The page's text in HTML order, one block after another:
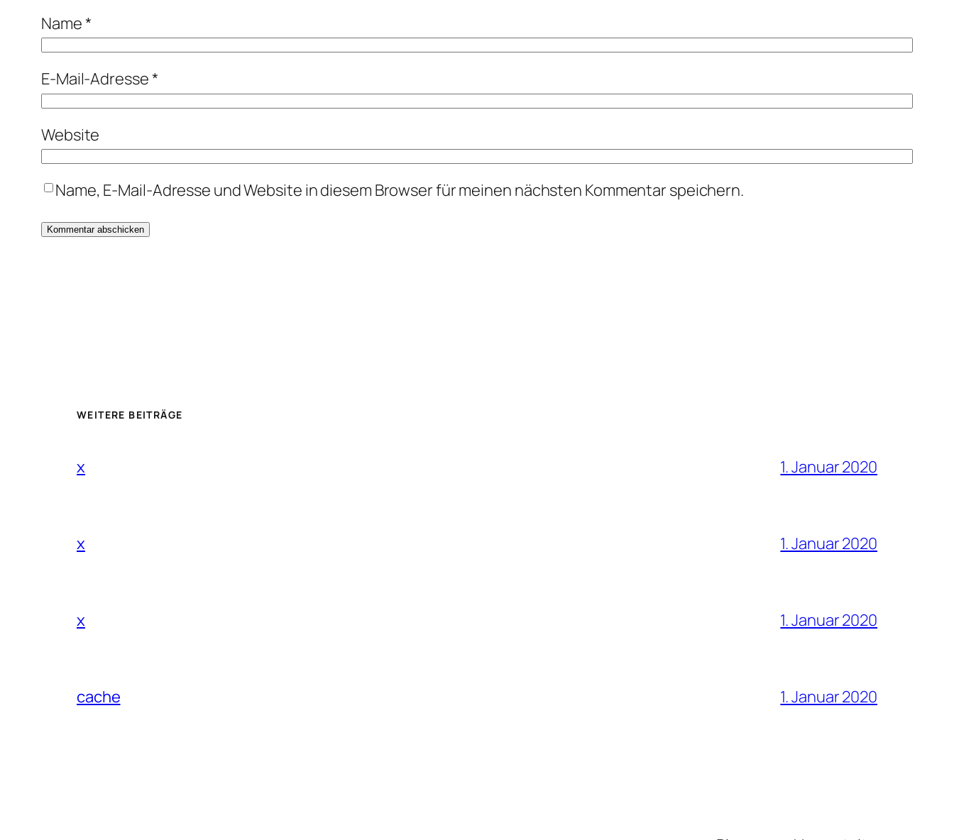
Name*
E-Mail-Adresse*
Website
Name, E-Mail-Adresse und Website in diesem Browser für meinen nächsten Kommentar speichern.
WEITERE BEITRÄGE
x 1. Januar 2020
x 1. Januar 2020
x 1. Januar 2020
cache 1. Januar 2020